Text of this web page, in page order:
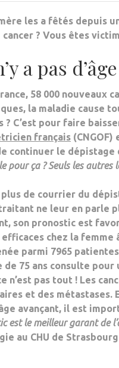
les a fêtés depuis
? Vous êtes
a pas
58 000 nouveaux
la maladie cause
? C’est pour faire
français (CNGOF)
continuer le dépistage
pour ça ? Seuls les autres
plus de courrier du
ne leur en parle
son pronostic est
chez la
parmi 7965
75 ans consulte
n’est pas tout ! Les
et des métastases.
avançant, il est
est le meilleur garant de
au CHU de